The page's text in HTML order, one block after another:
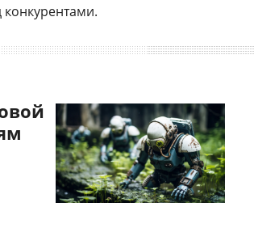
конкурентами.